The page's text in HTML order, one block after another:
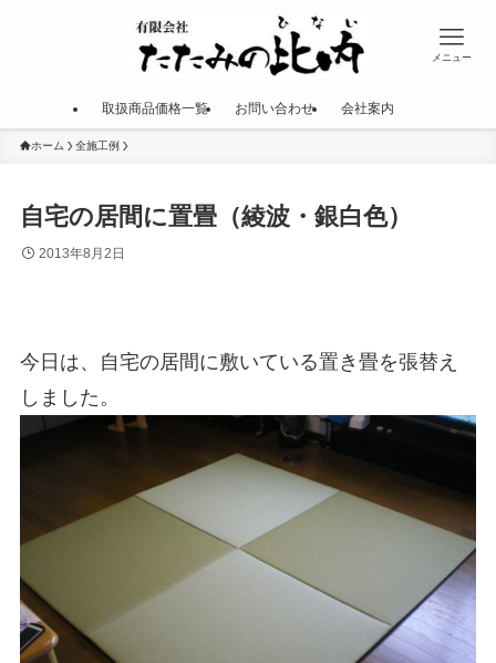
メニュー
取扱商品価格一覧 お問い合わせ 会社案内
ホーム 全施工例
自宅の居間に置畳（綾波・銀白色）
2013年8月2日
今日は、自宅の居間に敷いている置き畳を張替え
しました。